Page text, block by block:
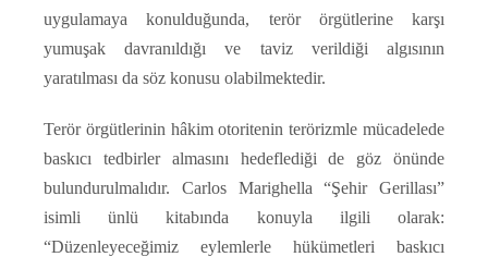
uygulamaya konulduğunda, terör örgütlerine karşı
yumuşak davranıldığı ve taviz verildiği algısının
yaratılması da söz konusu olabilmektedir.
Terör örgütlerinin hâkim otoritenin terörizmle mücadelede
baskıcı tedbirler almasını hedeflediği de göz önünde
bulundurulmalıdır. Carlos Marighella “Şehir Gerillası”
isimli ünlü kitabında konuyla ilgili olarak:
“Düzenleyeceğimiz eylemlerle hükümetleri baskıcı